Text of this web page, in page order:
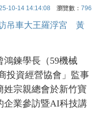
10-14 14:14:08 瀏覽數： 796
訪吊車大王羅浮宮 黃
鍊學長（59機械
投資經營協會」監事
姓宗親總會於新竹寶
企業參訪暨AI科技講